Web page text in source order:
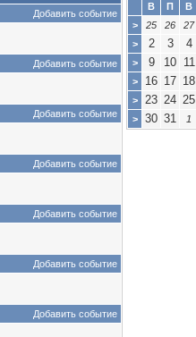
Добавить событие
Добавить событие
Добавить событие
Добавить событие
Добавить событие
Добавить событие
Добавить событие
В П В
>
25 26 27
> 2 3 4
> 9 10 11
> 16 17 18
> 23 24 25
> 30 31 1